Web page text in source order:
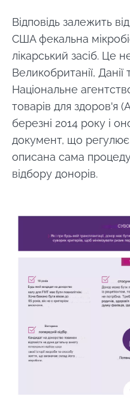
Відповідь залежить
США фекальна
лікарський засіб. Це
Великобританії, Данії
Національне
товарів для здоров'я
березні 2014 року і
документ, що
описана сама
відбору донорів.
Image